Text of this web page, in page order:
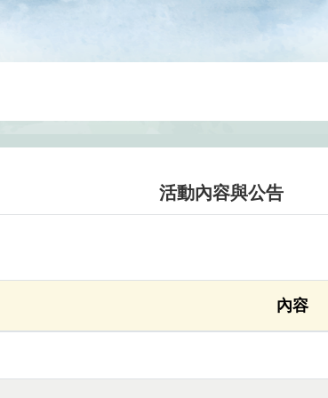
活動內容與公告
內容